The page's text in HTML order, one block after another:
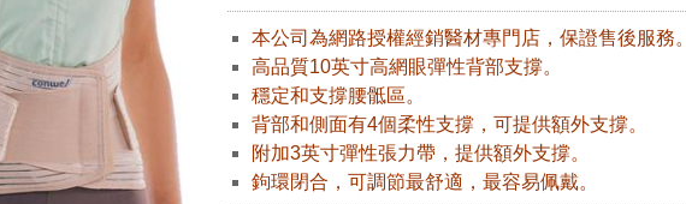
本公司為網路授權經銷醫材專門店，保證售後服務。
高品質10英寸高網眼彈性背部支撐。
穩定和支撐腰骶區。
背部和側面有4個柔性支撐，可提供額外支撐。
附加3英寸彈性張力帶，提供額外支撐。
鉤環閉合，可調節最舒適，最容易佩戴。